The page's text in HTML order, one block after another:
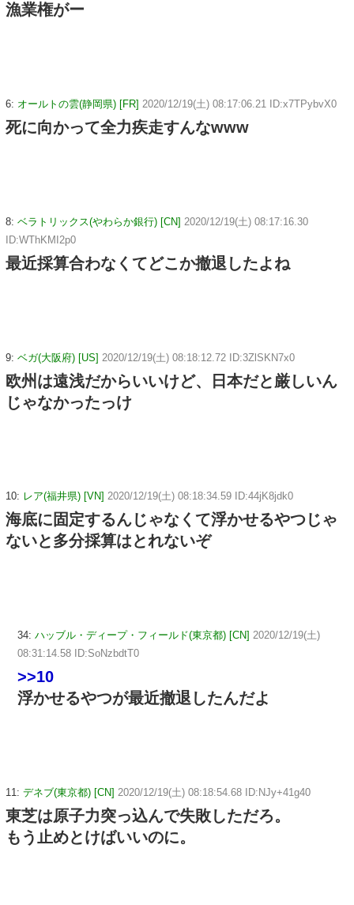
漁業権がー
6: オールトの雲(静岡県) [FR] 2020/12/19(土) 08:17:06.21 ID:x7TPybvX0
死に向かって全力疾走すんなwww
8: ベラトリックス(やわらか銀行) [CN] 2020/12/19(土) 08:17:16.30
ID:WThKMI2p0
最近採算合わなくてどこか撤退したよね
9: ベガ(大阪府) [US] 2020/12/19(土) 08:18:12.72 ID:3ZlSKN7x0
欧州は遠浅だからいいけど、日本だと厳しいん
じゃなかったっけ
10: レア(福井県) [VN] 2020/12/19(土) 08:18:34.59 ID:44jK8jdk0
海底に固定するんじゃなくて浮かせるやつじゃ
ないと多分採算はとれないぞ
34: ハッブル・ディープ・フィールド(東京都) [CN] 2020/12/19(土)
08:31:14.58 ID:SoNzbdtT0
>>10
浮かせるやつが最近撤退したんだよ
11: デネブ(東京都) [CN] 2020/12/19(土) 08:18:54.68 ID:NJy+41g40
東芝は原子力突っ込んで失敗しただろ。
もう止めとけばいいのに。